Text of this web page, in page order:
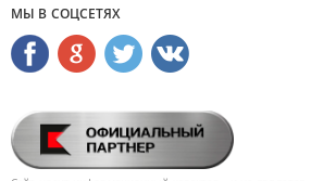
МЫ В СОЦСЕТЯХ